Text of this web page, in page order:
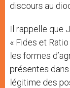
discours au
Il rappelle que
« Fides et
les formes
présentes
légitime des